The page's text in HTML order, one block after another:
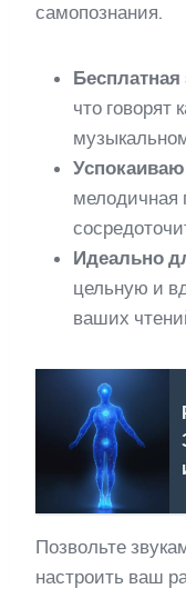
самопознания.
Бесплатная
что
мелодичная
Идеально
цельную и
ваших
Позвольте
настроить ваш